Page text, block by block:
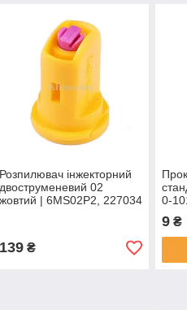
Розпилювач інжекторний
двоструменевий 02
жовтий | 6MS02P2, 227034
139₴
0-
9 ₴